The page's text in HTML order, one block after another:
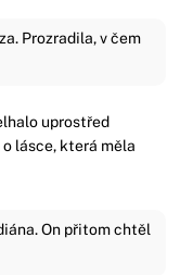
Prozradila, v čem
uprostřed
lásce, která měla
On přitom chtěl